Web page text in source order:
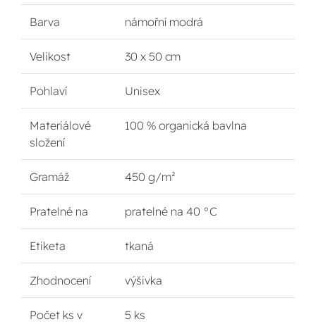
Barva námořní modrá
Velikost 30 x 50 cm
Pohlaví Unisex
Materiálové
složení
100 % organická bavlna
Gramáž 450 g/m²
Pratelné na pratelné na 40 °C
Etiketa tkaná
Zhodnocení výšivka
Počet ks v
5 ks